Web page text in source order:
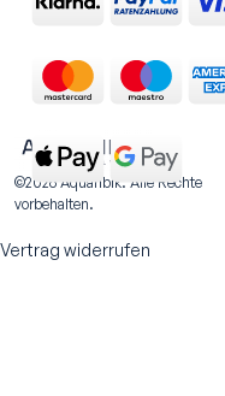
©2026 Aquaribik. Alle Rechte
vorbehalten.
Vertrag widerrufen